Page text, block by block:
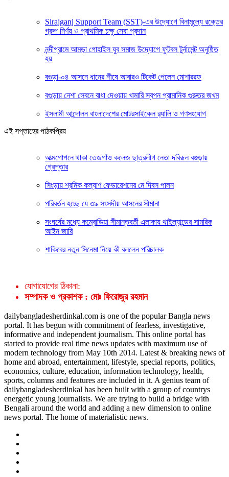
Sirajganj Support Team (SST)-এর উদ্যোগে বিনামূল্যে রক্তের
গ্রুপ নির্ণয় ও প্রাথমিক চক্ষু সেবা প্রদান
নন্দীগ্রামে আমড়া গোহাইল যুব সমাজ উদ্যোগে ফুটবল টুর্নামেন্ট অনুষ্ঠিত
হয়
বগুড়া-০৪ আসনে ধানের শীষে আবারও টিকেট পেলেন মোশাররফ
বগুড়ায় নেশা সেবনে বাধা দেওয়ায় খামারি স্বপন প্রামানিক গুরুতর জখম
ইসলামী আন্দোলন বাংলাদেশের মোটরসাইকেল র‍্যালি ও গণসংযোগ
এই সপ্তাহের পাঠকপ্রিয়
আত্মগোপনে থাকা তেজগাঁও কলেজ ছাত্রলীগ নেতা দবিরূল বগুড়ায়
গ্রেপ্তার
সিংড়ায় শ্রমিক কল্যাণ ফেডারেশনের মে দিবস পালন
পরিবর্তন হচ্ছে যে ৩৯ সংসদীয় আসনের সীমানা
সংঘর্ষের মধ্যে কম্বোডিয়া সীমান্তবর্তী এলাকায় থাইল্যান্ডের সামরিক
আইন জারি
শাকিবের নতুন সিনেমা নিয়ে কী বললেন পরিচালক
যোগাযোগের ঠিকানা:
সম্পাদক ও প্রকাশক : মোঃ ফিরোজুর রহমান
dailybangladesherdinkal.com is one of the popular Bangla news
portal. It has begun with commitment of fearless, investigative,
informative and independent journalism. This online portal has
started to provide real time news updates with maximum use of
modern technology from May 10th 2014. Latest & breaking news of
home and abroad, entertainment, lifestyle, special reports, politics,
economics, culture, education, information technology, health,
sports, columns and features are included in it. A genius team of
dailybangladesherdinkal has been built with a group of countrys
energetic young journalists. We are trying to build a bridge with
Bengali around the world and adding a new dimension to online
news portal. The home of materialistic news.